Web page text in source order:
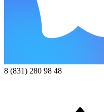
8 (831) 280 98 48